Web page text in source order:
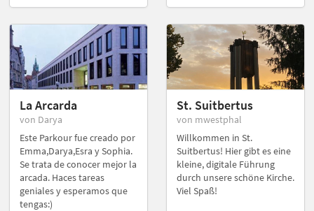
La Arcarda
von Darya
Este Parkour fue creado por
Emma,Darya,Esra y Sophia.
Se trata de conocer mejor la
arcada. Haces tareas
geniales y esperamos que
tengas:)
St. Suitbertus
von mwestphal
Willkommen in St.
Suitbertus! Hier gibt es eine
kleine, digitale Führung
durch unsere schöne Kirche.
Viel Spaß!